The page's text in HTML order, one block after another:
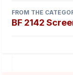
FROM THE
BF 2142